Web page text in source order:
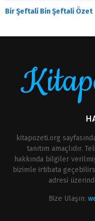
Bir Şeftali Bin Şeftali Özet
kitapozeti.org
tanıtım amaçlıdır.
hakkında bilgiler
bizimle irtibata
adresi
Bize Ulaşın: